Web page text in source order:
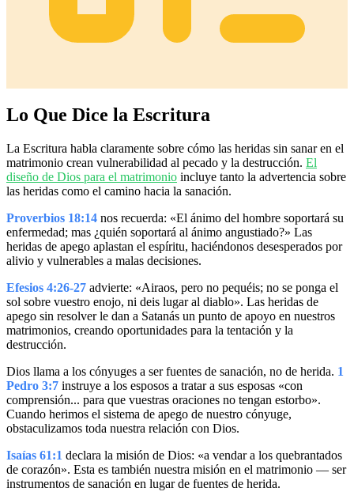
Lo Que Dice la Escritura
La Escritura habla claramente sobre cómo las heridas sin sanar en el
matrimonio crean vulnerabilidad al pecado y la destrucción. El
diseño de Dios para el matrimonio incluye tanto la advertencia sobre
las heridas como el camino hacia la sanación.
Proverbios 18:14 nos recuerda: «El ánimo del hombre soportará su
enfermedad; mas ¿quién soportará al ánimo angustiado?» Las
heridas de apego aplastan el espíritu, haciéndonos desesperados por
alivio y vulnerables a malas decisiones.
Efesios 4:26-27 advierte: «Airaos, pero no pequéis; no se ponga el
sol sobre vuestro enojo, ni deis lugar al diablo». Las heridas de
apego sin resolver le dan a Satanás un punto de apoyo en nuestros
matrimonios, creando oportunidades para la tentación y la
destrucción.
Dios llama a los cónyuges a ser fuentes de sanación, no de herida. 1
Pedro 3:7 instruye a los esposos a tratar a sus esposas «con
comprensión... para que vuestras oraciones no tengan estorbo».
Cuando herimos el sistema de apego de nuestro cónyuge,
obstaculizamos toda nuestra relación con Dios.
Isaías 61:1 declara la misión de Dios: «a vendar a los quebrantados
de corazón». Esta es también nuestra misión en el matrimonio — ser
instrumentos de sanación en lugar de fuentes de herida.